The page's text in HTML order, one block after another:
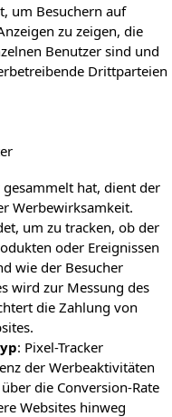
um Besuchern auf
zu zeigen, die
Benutzer sind und
Drittparteien
gesammelt hat, dient der
Werbewirksamkeit.
um zu tracken, ob der
oder Ereignissen
wie der Besucher
wird zur Messung des
die Zahlung von
: Pixel-Tracker
der Werbeaktivitäten
die Conversion-Rate
Websites hinweg